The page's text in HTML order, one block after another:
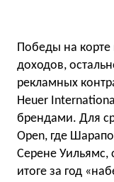
Победы на корте
доходов,
рекламных
Heuer
брендами. Для
Open, где
Серене Уильямс,
итоге за год